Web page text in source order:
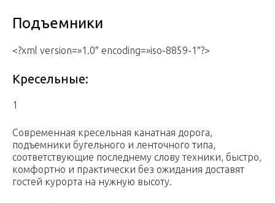
Подъемники
<?xml version=»1.0″ encoding=»iso-8859-1″?>
Кресельные:
1
Современная кресельная канатная дорога,
подъемники бугельного и ленточного типа,
соответствующие последнему слову техники, быстро,
комфортно и практически без ожидания доставят
гостей курорта на нужную высоту.